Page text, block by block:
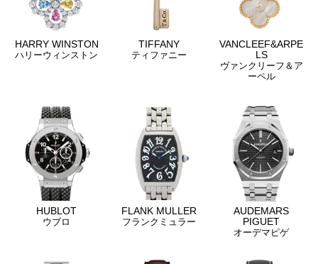
HARRY WINSTON
ハリーウィンストン
TIFFANY
ティファニー
VANCLEEF&ARPE
LS
ヴァンクリーフ＆ア
ーペル
HUBLOT
ウブロ
FLANK MULLER
フランクミュラー
AUDEMARS
PIGUET
オーデマピゲ